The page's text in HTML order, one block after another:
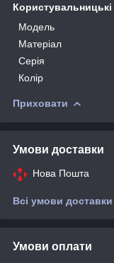
Мoдель
Матеріал
Серія
Колір
Приховати
Умови доставки
Нова Пошта
Всі умови доставки
Умови оплати